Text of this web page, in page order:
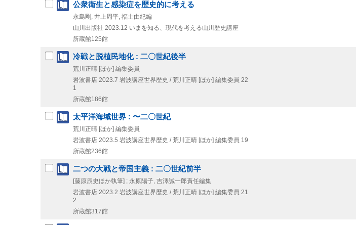
公衆衛生と感染症を歴史的に考える
永島剛, 井上周平, 福士由紀編
山川出版社 2023.12 いまを知る、現代を考える山川歴史講座
所蔵館125館
冷戦と脱植民地化 : 二〇世紀後半
荒川正晴 [ほか] 編集委員
岩波書店 2023.7 岩波講座世界歴史 / 荒川正晴 [ほか] 編集委員 22
1
所蔵館186館
太平洋海域世界 : 〜二〇世紀
荒川正晴 [ほか] 編集委員
岩波書店 2023.5 岩波講座世界歴史 / 荒川正晴 [ほか] 編集委員 19
所蔵館236館
二つの大戦と帝国主義 : 二〇世紀前半
[藤原辰史ほか執筆] ; 永原陽子, 吉澤誠一郎責任編集
岩波書店 2023.2 岩波講座世界歴史 / 荒川正晴 [ほか] 編集委員 21
2
所蔵館317館